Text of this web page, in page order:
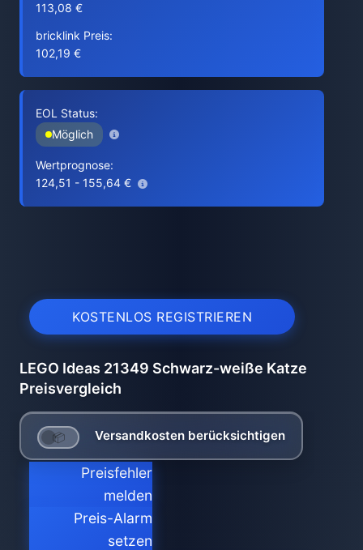
113,08 €
bricklink Preis:
102,19 €
EOL Status:
Möglich
Wertprognose:
124,51 - 155,64 €
KOSTENLOS REGISTRIEREN
LEGO Ideas 21349 Schwarz-weiße Katze
Preisvergleich
Versandkosten berücksichtigen
Preisfehler
melden
Preis-Alarm
setzen